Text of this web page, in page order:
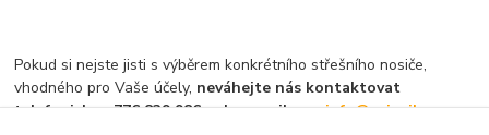
Pokud si nejste jisti s výběrem konkrétního střešního nosiče,
vhodného pro Vaše účely, neváhejte nás kontaktovat
telefonicky - 776 839 986 nebo emailem -info@pricniky.cz.